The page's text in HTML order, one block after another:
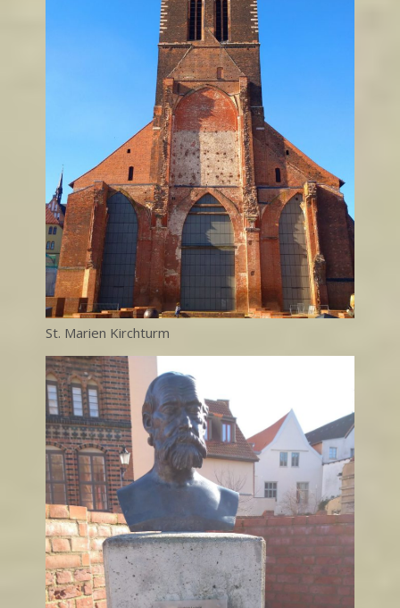
St. Marien Kirchturm